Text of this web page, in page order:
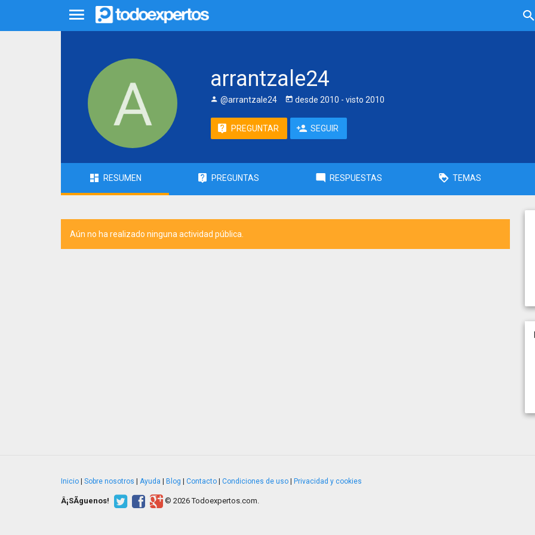
arrantzale24
@arrantzale24 desde 2010 - visto 2010
PREGUNTAR SEGUIR
RESUMEN PREGUNTAS RESPUESTAS TEMAS
Aún no ha realizado ninguna actividad pública.
Inicio Sobre nosotros Ayuda Blog Contacto Condiciones de uso Privacidad y cookies
Â¡SÃ­guenos! © 2026 Todoexpertos.com.